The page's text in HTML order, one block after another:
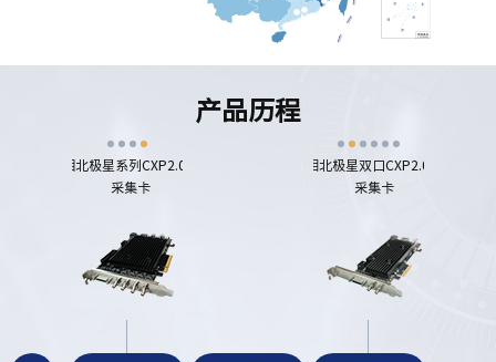
产品历程
北极星系列CXP2.0
采集卡
北极星双口CXP2.0
采集卡
北极星单口